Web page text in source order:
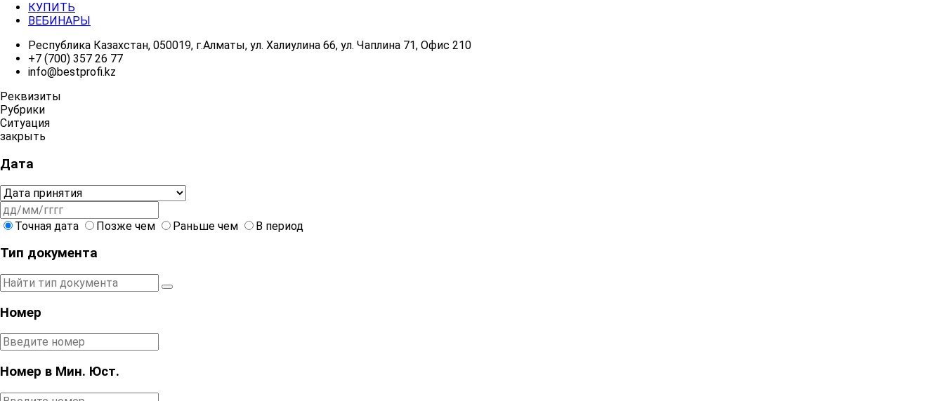
КУПИТЬ
ВЕБИНАРЫ
Республика Казахстан, 050019, г.Алматы, ул. Халиулина 66, ул. Чаплина 71, Офис 210
+7 (700) 357 26 77
info@bestprofi.kz
Реквизиты
Рубрики
Ситуация
закрыть
Дата
Точная дата Позже чем Раньше чем В период
Тип документа
Номер
Номер в Мин. Юст.